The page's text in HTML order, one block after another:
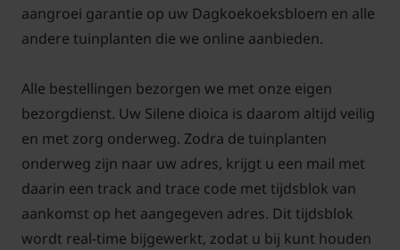
De botanische naam Silene dioica (ook bekend als
Melandrium dioicum) onderstreept de unieke
bloeiperiode, van het vroege voorjaar tot in oktober,
biedt de Dagkoekoeksbloem maandenlang kleur en
leven in de tuin. Bovendien kan deze vaste plant zich
met de jaren uitbreiden tot een grotere groep,
waardoor ze een blijvende impact heeft op de
natuurlijke uitstraling van de tuin.
aangroei garantie op uw Dagkoekoeksbloem en alle
andere tuinplanten die we online aanbieden.
Alle bestellingen bezorgen we met onze eigen
bezorgdienst. Uw Silene dioica is daarom altijd veilig
en met zorg onderweg. Zodra de tuinplanten
onderweg zijn naar uw adres, krijgt u een mail met
daarin een track and trace code met tijdsblok van
aankomst op het aangegeven adres. Dit tijdsblok
wordt real-time bijgewerkt, zodat u bij kunt houden